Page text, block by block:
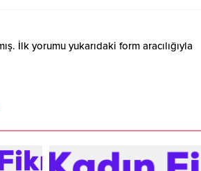
İlk yorumu yukarıdaki form aracılığıyla